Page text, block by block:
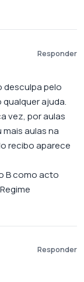
Responder
desculpa pelo
ajuda.
vez, por aulas
aulas na
recibo aparece
B como acto
Responder